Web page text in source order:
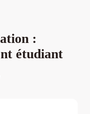
:
étudiant